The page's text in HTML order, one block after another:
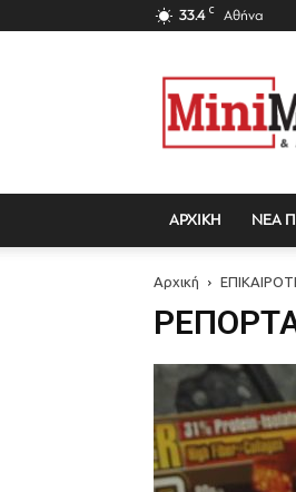
33.4 C Αθήνα
Mini
Market
Magazine
ΑΡΧΙΚΗ ΝΕΑ
Αρχική